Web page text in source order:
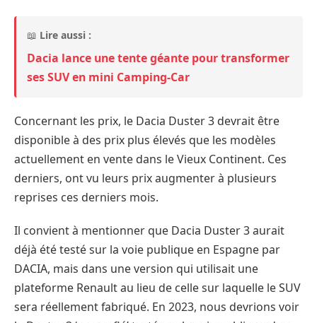
📖 Lire aussi :
Dacia lance une tente géante pour transformer
ses SUV en mini Camping-Car
Concernant les prix, le Dacia Duster 3 devrait être
disponible à des prix plus élevés que les modèles
actuellement en vente dans le Vieux Continent. Ces
derniers, ont vu leurs prix augmenter à plusieurs
reprises ces derniers mois.
Il convient à mentionner que Dacia Duster 3 aurait
déjà été testé sur la voie publique en Espagne par
DACIA, mais dans une version qui utilisait une
plateforme Renault au lieu de celle sur laquelle le SUV
sera réellement fabriqué. En 2023, nous devrions voir